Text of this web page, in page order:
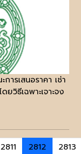
ารเสนอราคา เช่า
วิธีเฉพาะเจาะจง
2811 2812 2813